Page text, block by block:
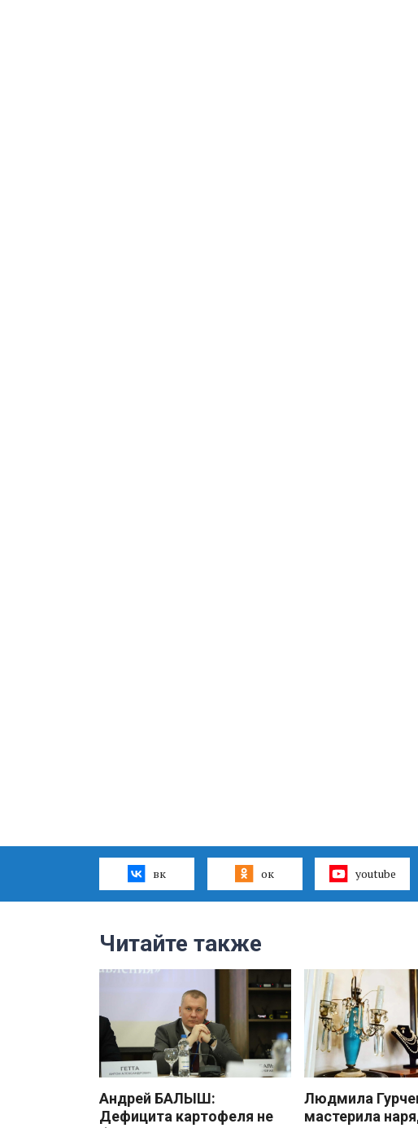
вк ок youtube
Читайте также
Андрей БАЛЫШ:
Дефицита картофеля не
Людмила
мастерила